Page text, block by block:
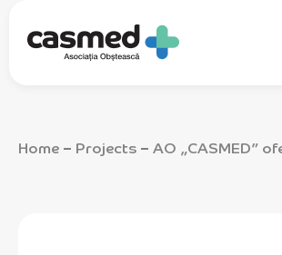
Home – Projects – AO „CASMED”